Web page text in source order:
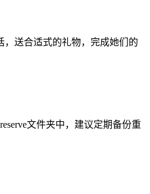
，送合适式的礼物，完成她们的
文件夹中，建议定期备份重